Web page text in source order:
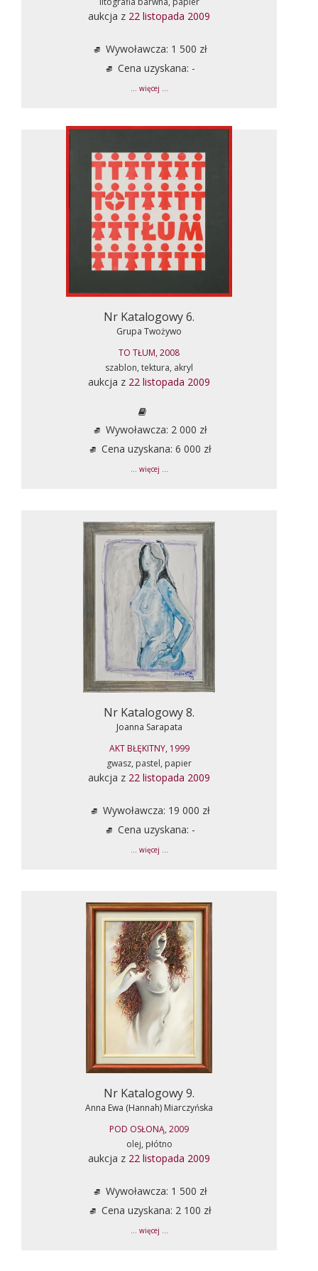
aukcja z 22 listopada 2009
Wywoławcza: 1 500 zł
Cena uzyskana: -
... więcej ...
Nr Katalogowy 6.
Grupa Twożywo
TO TŁUM, 2008
szablon, tektura, akryl
aukcja z 22 listopada 2009
Wywoławcza: 2 000 zł
Cena uzyskana: 6 000 zł
... więcej ...
Nr Katalogowy 8.
Joanna Sarapata
AKT BŁĘKITNY, 1999
gwasz, pastel, papier
aukcja z 22 listopada 2009
Wywoławcza: 19 000 zł
Cena uzyskana: -
... więcej ...
Nr Katalogowy 9.
Anna Ewa (Hannah) Miarczyńska
POD OSŁONĄ, 2009
olej, płótno
aukcja z 22 listopada 2009
Wywoławcza: 1 500 zł
Cena uzyskana: 2 100 zł
... więcej ...